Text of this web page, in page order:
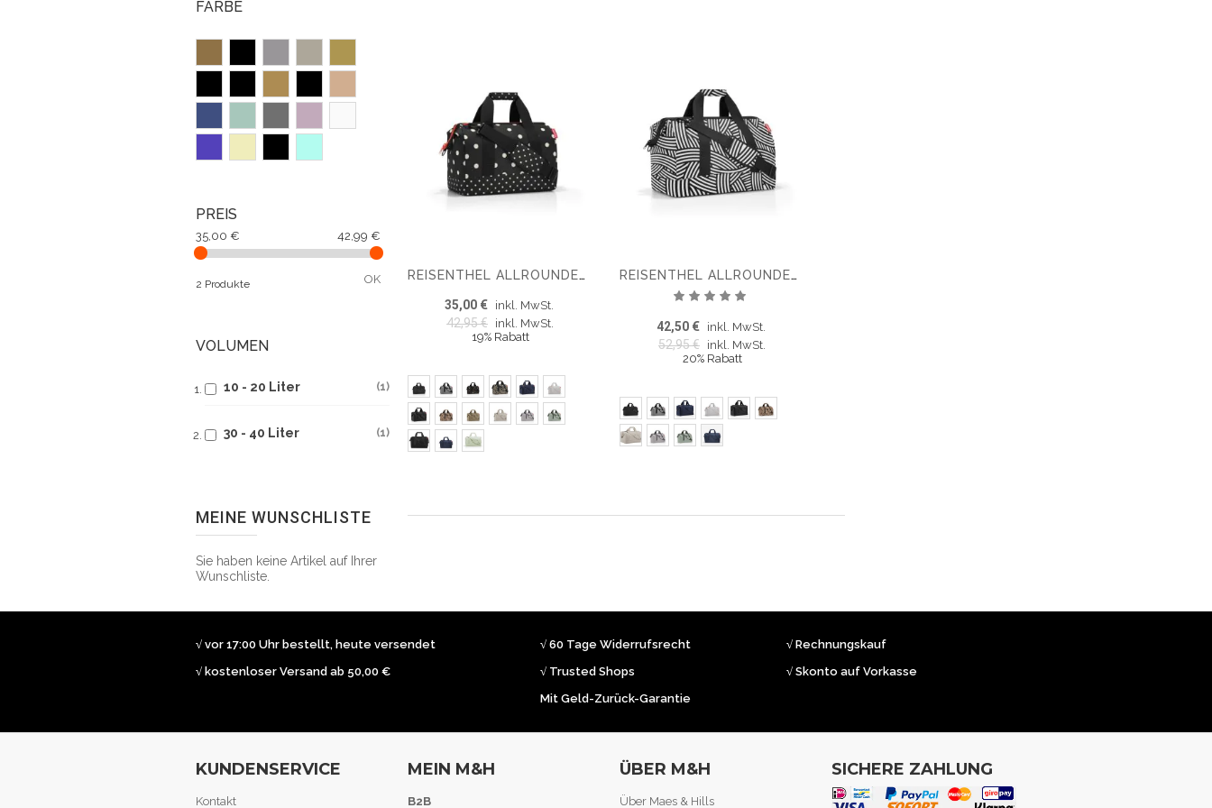
REISENTHEL ALLROUNDER M WEEKENDER
35,00 € inkl. MwSt.
42,95 € inkl. MwSt.
19% Rabatt
REISENTHEL ALLROUNDER L WEEKENDER
Bewertung:
42,50 € inkl. MwSt.
52,95 € inkl. MwSt.
20% Rabatt
FARBE
PREIS
35,00 € 42,99 €
2 Produkte OK
VOLUMEN
10 - 20 Liter 1
30 - 40 Liter 1
MEINE WUNSCHLISTE
Sie haben keine Artikel auf Ihrer
Wunschliste.
√ vor 17:00 Uhr bestellt, heute versendet
√ kostenloser Versand ab 50,00 €
√ 60 Tage Widerrufsrecht
√ Trusted Shops
Mit Geld-Zurück-Garantie
√ Rechnungskauf
√ Skonto auf Vorkasse
KUNDENSERVICE
Kontakt
MEIN M&H
B2B
ÜBER M&H
Über Maes & Hills
SICHERE ZAHLUNG